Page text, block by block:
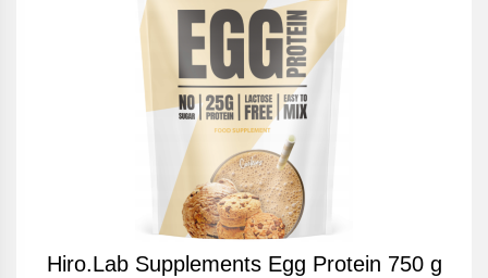
Hiro.Lab Supplements Egg Protein 750 g